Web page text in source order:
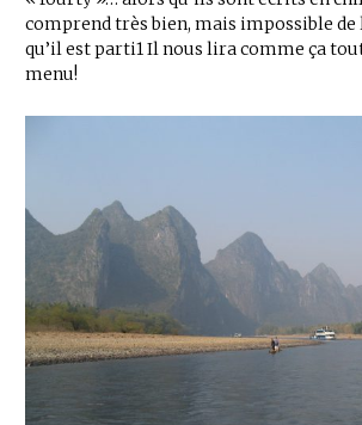
comprend très bien, mais impossible de
qu’il est parti1 Il nous lira comme ça
menu!